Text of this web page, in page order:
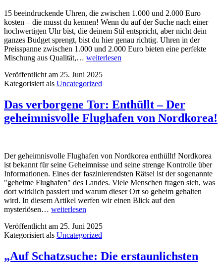
15 beeindruckende Uhren, die zwischen 1.000 und 2.000 Euro
kosten – die musst du kennen! Wenn du auf der Suche nach einer
hochwertigen Uhr bist, die deinem Stil entspricht, aber nicht dein
ganzes Budget sprengt, bist du hier genau richtig. Uhren in der
Preisspanne zwischen 1.000 und 2.000 Euro bieten eine perfekte
Mischung aus Qualität,… Diese
beeindruckenden
Uhren
1.000
und
2.000
unbedingt
kennen!
weiterlesen
Veröffentlicht am 25. Juni 2025
Kategorisiert als Uncategorized
Das verborgene Tor: Enthüllt – Der
geheimnisvolle Flughafen von Nordkorea!
Der geheimnisvolle Flughafen von Nordkorea enthüllt! Nordkorea
ist bekannt für seine Geheimnisse und seine strenge Kontrolle über
Informationen. Eines der faszinierendsten Rätsel ist der sogenannte
"geheime Flughafen" des Landes. Viele Menschen fragen sich, was
dort wirklich passiert und warum dieser Ort so geheim gehalten
wird. In diesem Artikel werfen wir einen Blick auf den
mysteriösen… Das
Tor:
Enthüllt
Der
geheimnisvolle
weiterlesen
Veröffentlicht am 25. Juni 2025
Kategorisiert als Uncategorized
„Auf Schatzsuche: Die erstaunlichsten